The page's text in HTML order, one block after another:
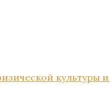
культуры